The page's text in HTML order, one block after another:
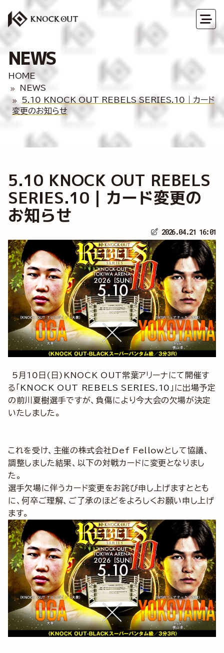
NEWS
HOME
NEWS
5.10 KNOCK OUT REBELS SERIES.10｜カード
変更のお知らせ
5.10 KNOCK OUT REBELS
SERIES.10｜カード変更の
お知らせ
2026.04.21 16:01
5月10日(日) KNOCK OUT常葉アリーナにて開催す
る「
KNOCK OUT REBELS SERIES.10 」に出場予定
の前川夏樹選手ですが、負傷により今大会の欠場が決定
いたしました。
これを受け、主催の株式会社Def Fellowとして協議、
調整しました結果、以下の対戦カードに変更となりまし
た。
選手欠場に伴うカード変更をお詫び申し上げますととも
に、何卒ご理解、ご了承のほどをよろしくお願い申し上げ
ます。